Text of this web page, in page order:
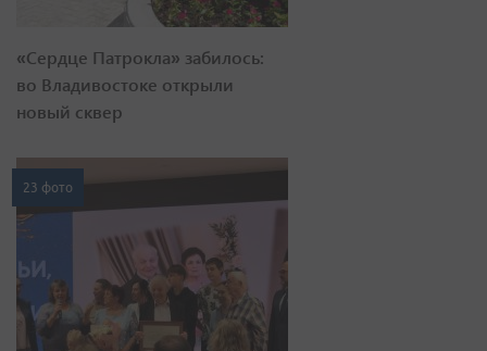
«Сердце Патрокла» забилось:
во Владивостоке открыли
новый сквер
23 фото